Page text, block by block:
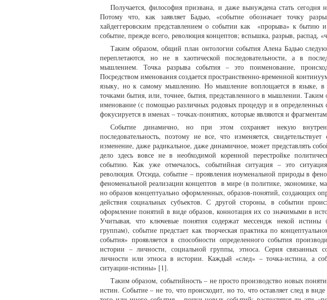
Получается, философия призвана, и даже вынуждена стать
Потому что, как заявляет Бадью, «событие обозначает точку
хайдеггеровским представлением о событии как «прорыва» к бытию
событие, прежде всего, революция концептов; вспышка, разрыв, распад,
Таким образом, общий план онтологии события Алена Бадью
переплетаются, но не в хаотической последовательности, а в
мышлением. Точка разрыва события – это поименование,
Посредством именования создается пространственно-временной
языку, но к самому мышлению. Но мышление воплощается в языке, в
точками бытия, или, точнее, бытия, представленного в мышлении. Таким
именование (с помощью различных родовых процедур и в определенных
фокусируется в именах – точках-понятиях, которые являются и
Событие динамично, но при этом сохраняет некую
последовательность, поэтому не все, что изменяется,
изменение, даже радикальное, даже динамичное, может представлять
дело здесь вовсе не в необходимой коренной перестройке
событию. Как уже отмечалось, событийная ситуация – это
революция. Отсюда, событие – проявления ноуменальной природы в
феноменальной реализации концептов в мире (в политике, экономике,
но образов концептуально оформленных, образов-понятий, создающих
действия социальных субъектов. С другой стороны, в событии
оформление понятий в виде образов, коннотация их со значимыми в
Учитывая, что ключевые понятия содержат мессендж некой
группам), событие предстает как творческая практика по
события» проявляется в способности определенного события
истории – личности, социальной группы, этноса. Серия связанных
личности или этноса в истории. Каждый «след» – точка-истина, а
ситуации-истины» [1].
Таким образом, событийность – не просто производство новых
истин. Событие – не то, что происходит, но то, что оставляет след в